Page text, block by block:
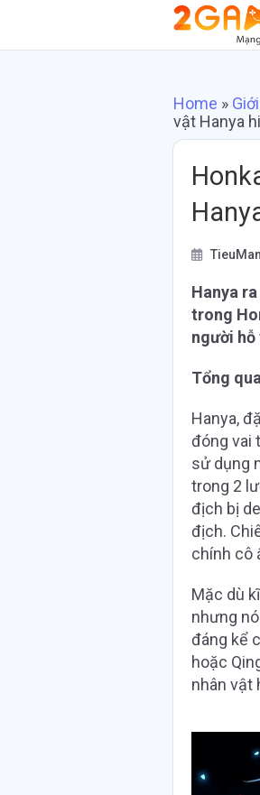
Home »
vật Hanya
Hanya
trong
người
Tổng
Hanya,
đóng vai
sử dụng
trong 2
địch bị
địch.
chính cô
Mặc dù
nhưng
đáng kể
hoặc
nhân vật